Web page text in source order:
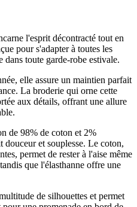
l'esprit décontracté tout en
pour s'adapter à toutes les
dans toute garde-robe estivale.
elle assure un maintien parfait
La broderie qui orne cette
aux détails, offrant une allure
de 98% de coton et 2%
douceur et souplesse. Le coton,
permet de rester à l'aise même
que l'élasthanne offre une
de silhouettes et permet